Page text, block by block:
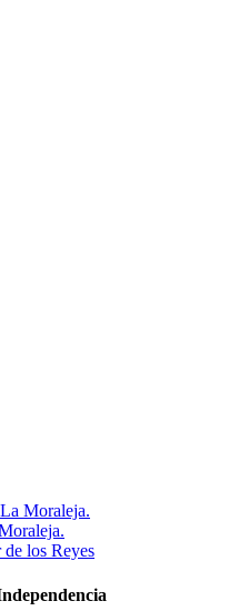
El Soto de La Moraleja
Esta magnífico piso en
Moraleja.
los Reyes